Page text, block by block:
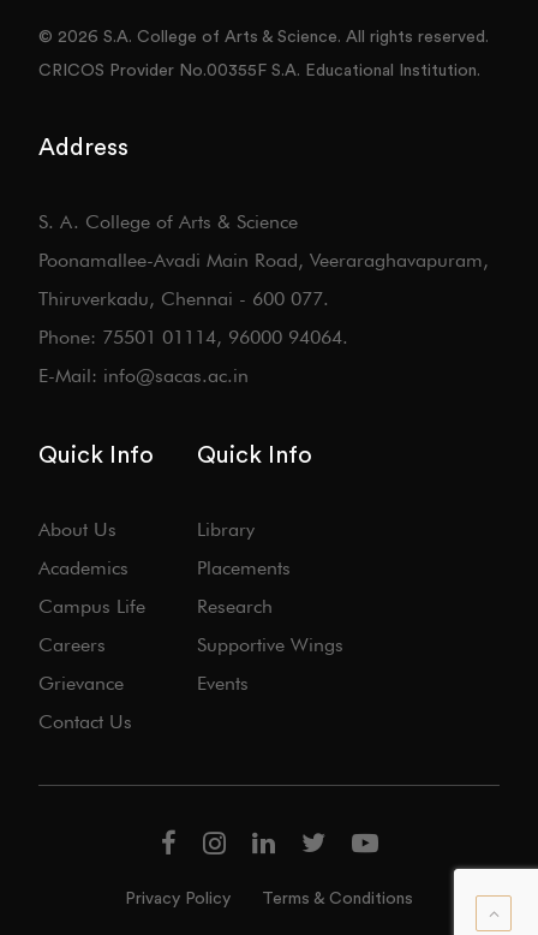
© 2026 S.A. College of Arts & Science. All rights reserved.
CRICOS Provider No.00355F S.A. Educational Institution.
Address
S. A. College of Arts & Science
Poonamallee-Avadi Main Road, Veeraraghavapuram,
Thiruverkadu, Chennai - 600 077.
Phone: 75501 01114, 96000 94064.
E-Mail: info@sacas.ac.in
Quick Info
About Us
Academics
Campus Life
Careers
Grievance
Contact Us
Quick Info
Library
Placements
Research
Supportive Wings
Events
Privacy Policy Terms & Conditions